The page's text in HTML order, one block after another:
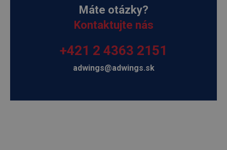
Máte otázky?
Kontaktujte nás
+421 2 4363 2151
adwings@adwings.sk